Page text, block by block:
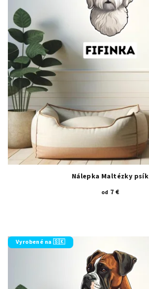
Nálepka Maltézky psík
od 7 €
Vyrobené na 🇸🇰